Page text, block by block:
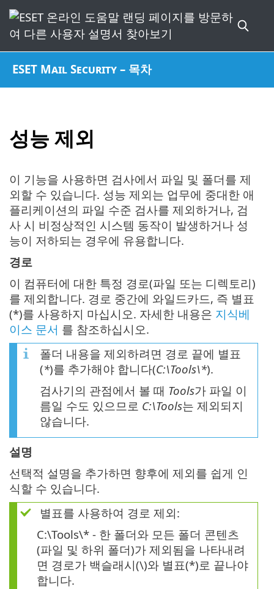
ESET Mail Security – 목차
성능 제외
이 기능을 사용하면 검사에서 파일 및 폴더를 제
외할 수 있습니다. 성능 제외는 업무에 중대한 애
플리케이션의 파일 수준 검사를 제외하거나, 검
사 시 비정상적인 시스템 동작이 발생하거나 성
능이 저하되는 경우에 유용합니다.
경로
이 컴퓨터에 대한 특정 경로(파일 또는 디렉토리)
를 제외합니다. 경로 중간에 와일드카드, 즉 별표
(*)를 사용하지 마십시오. 자세한 내용은 지식베
이스 문서 를 참조하십시오.
폴더 내용을 제외하려면 경로 끝에 별표
(*)를 추가해야 합니다(C:\Tools\*).
검사기의 관점에서 볼 때 Tools가 파일 이
름일 수도 있으므로 C:\Tools는 제외되지
않습니다.
설명
선택적 설명을 추가하면 향후에 제외를 쉽게 인
식할 수 있습니다.
별표를 사용하여 경로 제외:
C:\Tools\* - 한 폴더와 모든 폴더 콘텐츠
(파일 및 하위 폴더)가 제외됨을 나타내려
면 경로가 백슬래시(\)와 별표(*)로 끝나야
합니다.